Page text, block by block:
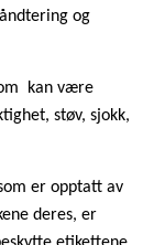
og
kan være
støv, sjokk,
er opptatt av
deres, er